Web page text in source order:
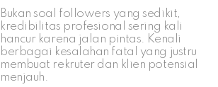
Bukan soal followers yang sedikit,
kredibilitas profesional sering kali
hancur karena jalan pintas. Kenali
berbagai kesalahan fatal yang justru
membuat rekruter dan klien potensial
menjauh.